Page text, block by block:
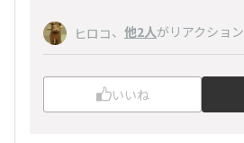
ヒロコ、 他2人がリアクション
いいね